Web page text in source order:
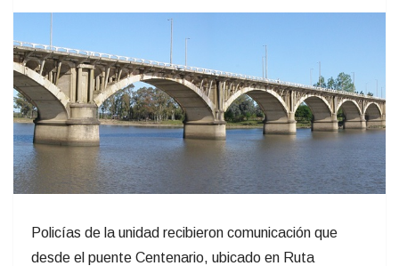
Policías de la unidad recibieron comunicación que
desde el puente Centenario, ubicado en Ruta